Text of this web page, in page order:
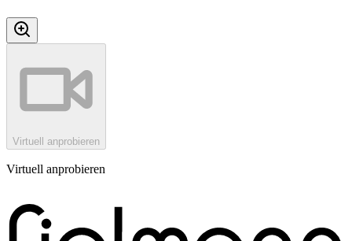
Virtuell anprobieren
Virtuell anprobieren